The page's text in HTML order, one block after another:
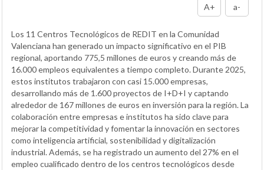
A+ a-
Los 11 Centros Tecnológicos de REDIT en la Comunidad
Valenciana han generado un impacto significativo en el PIB
regional, aportando 775,5 millones de euros y creando más de
16.000 empleos equivalentes a tiempo completo. Durante 2025,
estos institutos trabajaron con casi 15.000 empresas,
desarrollando más de 1.600 proyectos de I+D+I y captando
alrededor de 167 millones de euros en inversión para la región. La
colaboración entre empresas e institutos ha sido clave para
mejorar la competitividad y fomentar la innovación en sectores
como inteligencia artificial, sostenibilidad y digitalización
industrial. Además, se ha registrado un aumento del 27% en el
empleo cualificado dentro de los centros tecnológicos desde